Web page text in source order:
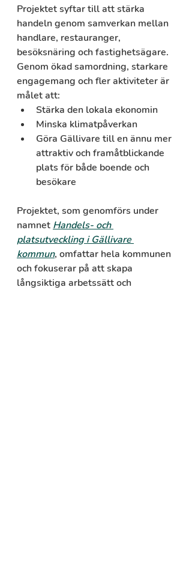
Projektet syftar till att stärka
handeln genom samverkan mellan
handlare, restauranger,
besöksnäring och fastighetsägare.
Genom ökad samordning, starkare
engagemang och fler aktiviteter är
målet att:
Stärka den lokala ekonomin
Minska klimatpåverkan
Göra Gällivare till en ännu mer
attraktiv och framåtblickande
plats för både boende och
besökare
Projektet, som genomförs under
namnet Handels- och
platsutveckling i Gällivare
kommun, omfattar hela kommunen
och fokuserar på att skapa
långsiktiga arbetssätt och